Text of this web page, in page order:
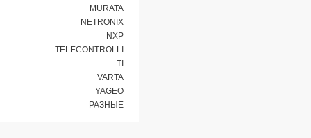
MURATA
NETRONIX
NXP
TELECONTROLLI
TI
VARTA
YAGEO
РАЗНЫЕ